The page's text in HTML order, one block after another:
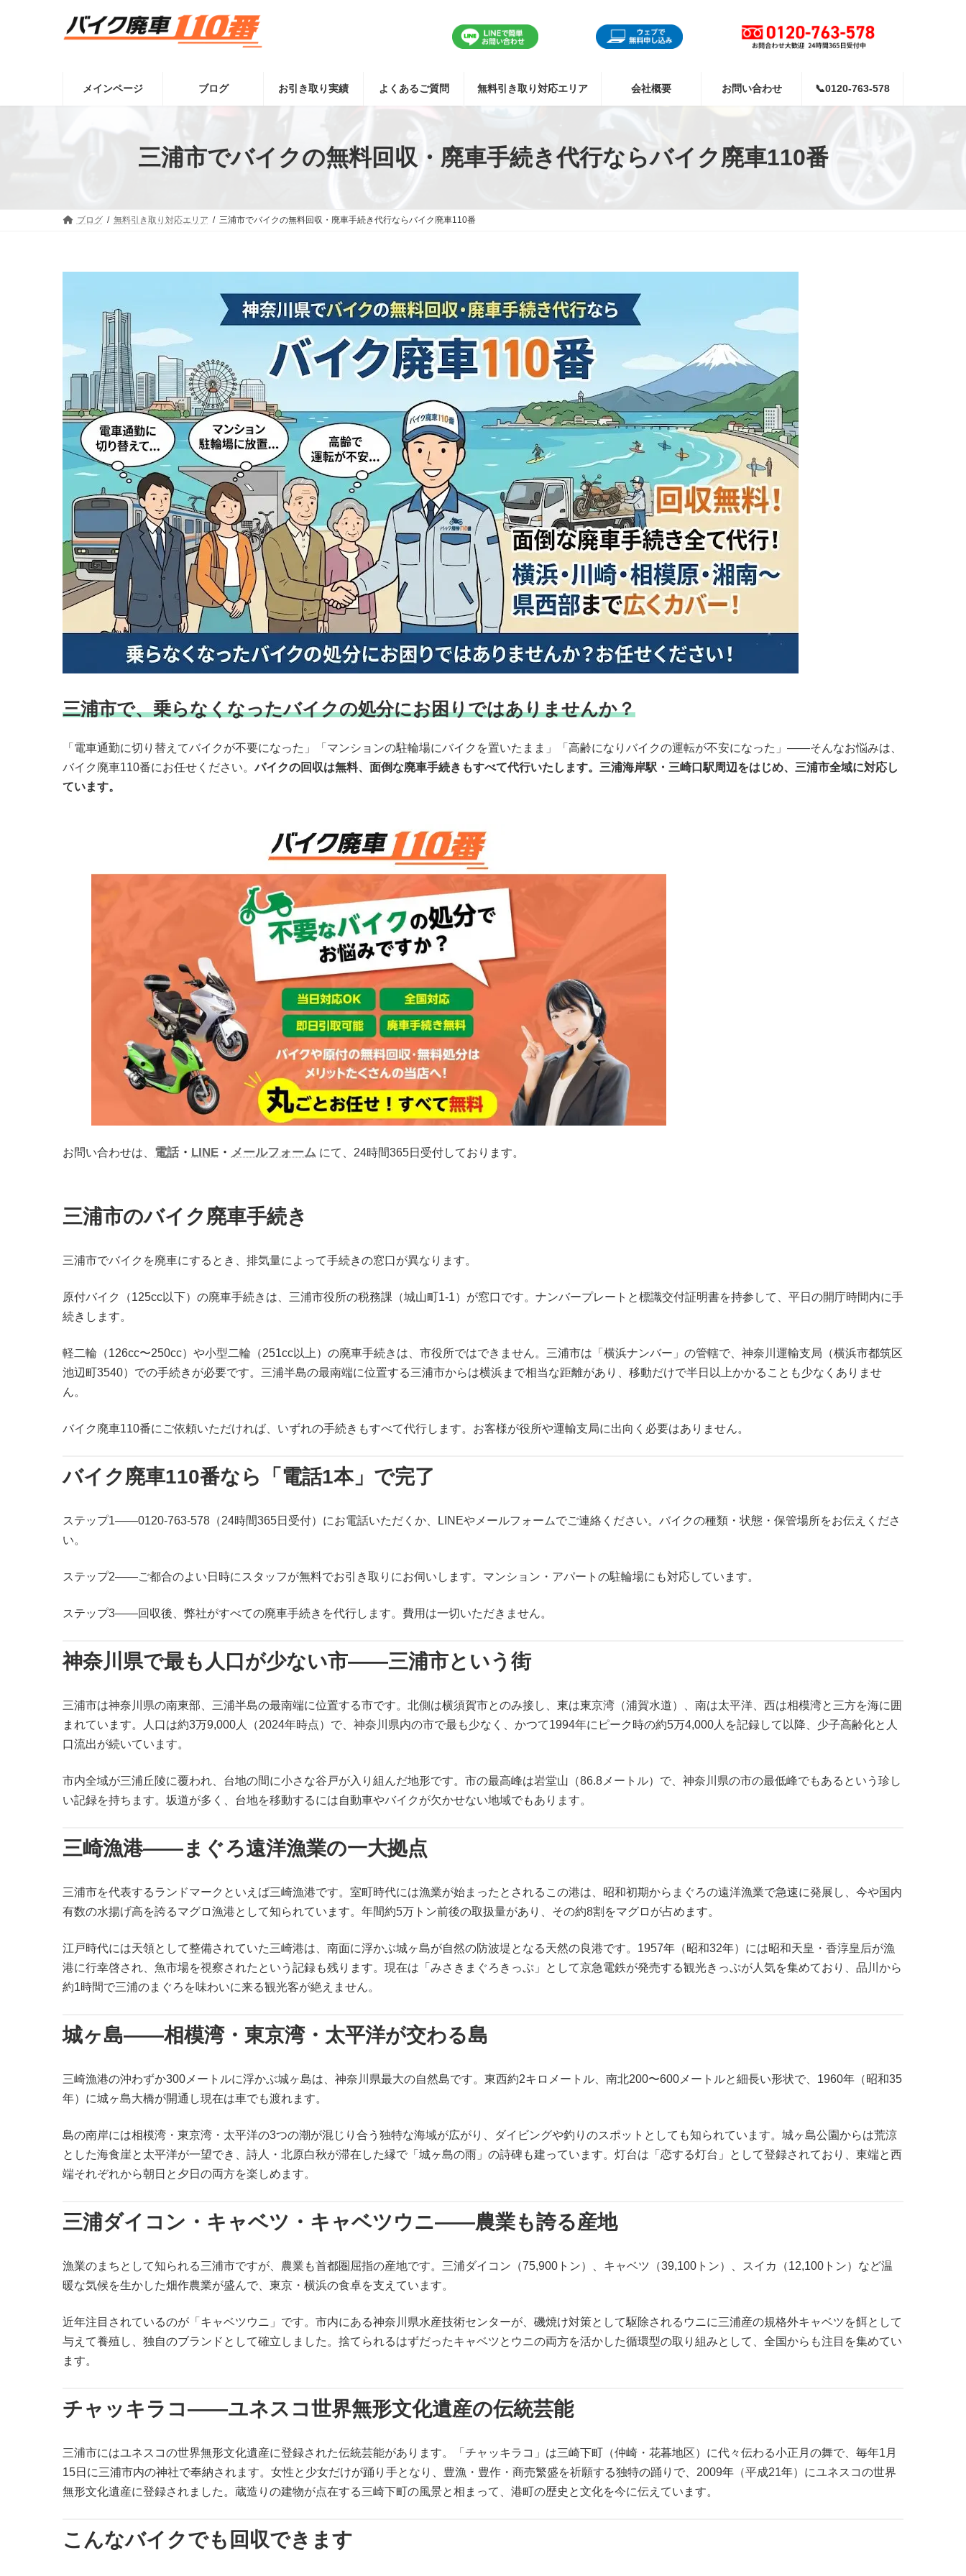
メインページ ブログ お引き取り実績 よくあるご質問 無料引き取り対応エリア 会社概要 お問い合わせ 📞0120-763-578
三浦市でバイクの無料回収・廃車手続き代行ならバイク廃車110番
ブログ 無料引き取り対応エリア 三浦市でバイクの無料回収・廃車手続き代行ならバイク廃車110番
三浦市で、乗らなくなったバイクの処分にお困りではありませんか？
「電車通勤に切り替えてバイクが不要になった」「マンションの駐輪場にバイクを置いたまま」「高齢になりバイクの運転が不安になった」——そんなお悩みは、
バイク廃車110番にお任せください。バイクの回収は無料、面倒な廃車手続きもすべて代行いたします。三浦海岸駅・三崎口駅周辺をはじめ、三浦市全域に対応し
ています。
お問い合わせは、 電話 ・ LINE ・ メールフォーム にて、24時間365日受付しております。
三浦市のバイク廃車手続き
三浦市でバイクを廃車にするとき、排気量によって手続きの窓口が異なります。
原付バイク（125cc以下）の廃車手続きは、三浦市役所の税務課（城山町1-1）が窓口です。ナンバープレートと標識交付証明書を持参して、平日の開庁時間内に手
続きします。
軽二輪（126cc〜250cc）や小型二輪（251cc以上）の廃車手続きは、市役所ではできません。三浦市は「横浜ナンバー」の管轄で、神奈川運輸支局（横浜市都筑区
池辺町3540）での手続きが必要です。三浦半島の最南端に位置する三浦市からは横浜まで相当な距離があり、移動だけで半日以上かかることも少なくありませ
ん。
バイク廃車110番にご依頼いただければ、いずれの手続きもすべて代行します。お客様が役所や運輸支局に出向く必要はありません。
バイク廃車110番なら「電話1本」で完了
ステップ1——0120-763-578（24時間365日受付）にお電話いただくか、LINEやメールフォームでご連絡ください。バイクの種類・状態・保管場所をお伝えくださ
い。
ステップ2——ご都合のよい日時にスタッフが無料でお引き取りにお伺いします。マンション・アパートの駐輪場にも対応しています。
ステップ3——回収後、弊社がすべての廃車手続きを代行します。費用は一切いただきません。
神奈川県で最も人口が少ない市——三浦市という街
三浦市は神奈川県の南東部、三浦半島の最南端に位置する市です。北側は横須賀市とのみ接し、東は東京湾（浦賀水道）、南は太平洋、西は相模湾と三方を海に囲
まれています。人口は約3万9,000人（2024年時点）で、神奈川県内の市で最も少なく、かつて1994年にピーク時の約5万4,000人を記録して以降、少子高齢化と人
口流出が続いています。
市内全域が三浦丘陵に覆われ、台地の間に小さな谷戸が入り組んだ地形です。市の最高峰は岩堂山（86.8メートル）で、神奈川県の市の最低峰でもあるという珍し
い記録を持ちます。坂道が多く、台地を移動するには自動車やバイクが欠かせない地域でもあります。
三崎漁港——まぐろ遠洋漁業の一大拠点
三浦市を代表するランドマークといえば三崎漁港です。室町時代には漁業が始まったとされるこの港は、昭和初期からまぐろの遠洋漁業で急速に発展し、今や国内
有数の水揚げ高を誇るマグロ漁港として知られています。年間約5万トン前後の取扱量があり、その約8割をマグロが占めます。
江戸時代には天領として整備されていた三崎港は、南面に浮かぶ城ヶ島が自然の防波堤となる天然の良港です。1957年（昭和32年）には昭和天皇・香淳皇后が漁
港に行幸啓され、魚市場を視察されたという記録も残ります。現在は「みさきまぐろきっぷ」として京急電鉄が発売する観光きっぷが人気を集めており、品川から
約1時間で三浦のまぐろを味わいに来る観光客が絶えません。
城ヶ島——相模湾・東京湾・太平洋が交わる島
三崎漁港の沖わずか300メートルに浮かぶ城ヶ島は、神奈川県最大の自然島です。東西約2キロメートル、南北200〜600メートルと細長い形状で、1960年（昭和35
年）に城ヶ島大橋が開通し現在は車でも渡れます。
島の南岸には相模湾・東京湾・太平洋の3つの潮が混じり合う独特な海域が広がり、ダイビングや釣りのスポットとしても知られています。城ヶ島公園からは荒涼
とした海食崖と太平洋が一望でき、詩人・北原白秋が滞在した縁で「城ヶ島の雨」の詩碑も建っています。灯台は「恋する灯台」として登録されており、東端と西
端それぞれから朝日と夕日の両方を楽しめます。
三浦ダイコン・キャベツ・キャベツウニ——農業も誇る産地
漁業のまちとして知られる三浦市ですが、農業も首都圏屈指の産地です。三浦ダイコン（75,900トン）、キャベツ（39,100トン）、スイカ（12,100トン）など温
暖な気候を生かした畑作農業が盛んで、東京・横浜の食卓を支えています。
近年注目されているのが「キャベツウニ」です。市内にある神奈川県水産技術センターが、磯焼け対策として駆除されるウニに三浦産の規格外キャベツを餌として
与えて養殖し、独自のブランドとして確立しました。捨てられるはずだったキャベツとウニの両方を活かした循環型の取り組みとして、全国からも注目を集めてい
ます。
チャッキラコ——ユネスコ世界無形文化遺産の伝統芸能
三浦市にはユネスコの世界無形文化遺産に登録された伝統芸能があります。「チャッキラコ」は三崎下町（仲崎・花暮地区）に代々伝わる小正月の舞で、毎年1月
15日に三浦市内の神社で奉納されます。女性と少女だけが踊り手となり、豊漁・豊作・商売繁盛を祈願する独特の踊りで、2009年（平成21年）にユネスコの世界
無形文化遺産に登録されました。蔵造りの建物が点在する三崎下町の風景と相まって、港町の歴史と文化を今に伝えています。
こんなバイクでも回収できます